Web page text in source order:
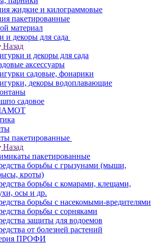
жидкие и килограммовые
пакетированные
материал
и декоры для сада
Назад
и декоры для сада
аксессуары
садовые, фонарики
декоры водоплавающие
садовое
пакетированные
Назад
пакетированные
борьбы с грызунами (мыши,
кроты)
борьбы с комарами, клещами,
осы и др.
борьбы с насекомыми-вредителями
борьбы с сорняками
защиты для водоемов
от болезней растений
ПРОФИ